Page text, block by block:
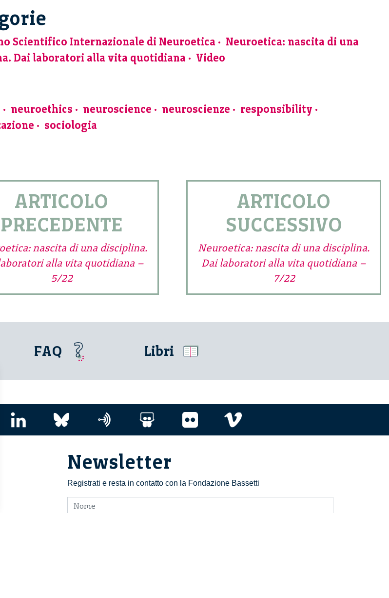
Scientifico Internazionale di Neuroetica
Neuroetica: nascita di una
Dai laboratori alla vita quotidiana
Video
neuroethics neuroscience neuroscienze
responsibility
sociologia
ARTICOLO
PRECEDENTE
nascita di una disciplina.
alla vita quotidiana –
5/22
ARTICOLO
SUCCESSIVO
Neuroetica: nascita di una disciplina.
Dai laboratori alla vita quotidiana –
7/22
FAQ Libri
Newsletter
Registrati e resta in contatto con la Fondazione Bassetti